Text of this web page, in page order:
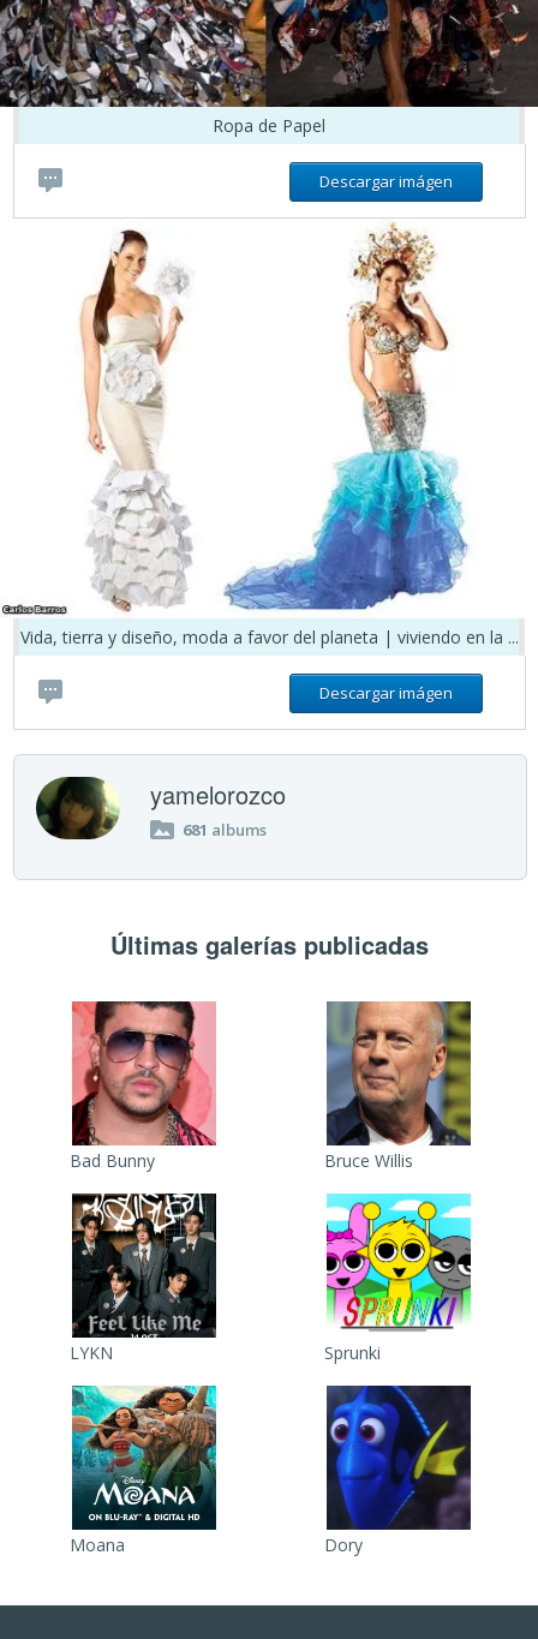
Ropa de Papel
Descargar imágen
Vida, tierra y diseño, moda a favor del planeta | viviendo en la ...
Descargar imágen
yamelorozco
681 albums
Últimas galerías publicadas
Bad Bunny Bruce Willis
LYKN Sprunki
Moana Dory